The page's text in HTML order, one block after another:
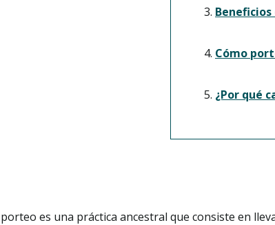
Cómo
¿Por qué
porteo es una práctica ancestral que consiste en